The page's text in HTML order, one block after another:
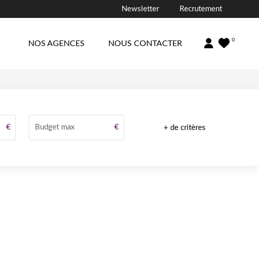
Newsletter Recrutement
NOS AGENCES NOUS CONTACTER 0
€ €
Budget max + de critères